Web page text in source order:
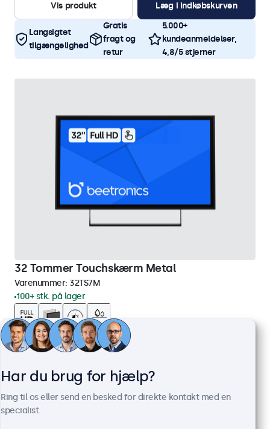
Vis produkt
Læg i indkøbskurven
Langsigtet
tilgængelighed
Gratis
fragt og
retur
5.000+
kundeanmeldelser,
4,8/5 stjerner
32 Tommer Touchskærm Metal
Varenummer: 32TS7M
100+ stk. på lager
Full HD-panel med multi-touch
HDMI, DisplayPort, USB-C, VGA
Montering: skrivebord, indbygget, væg
Ydermål: 745 x 440 x 46 mm
5.399,00 kr.
Har du brug for hjælp?
Ring til os eller send en besked for direkte kontakt med en
specialist.